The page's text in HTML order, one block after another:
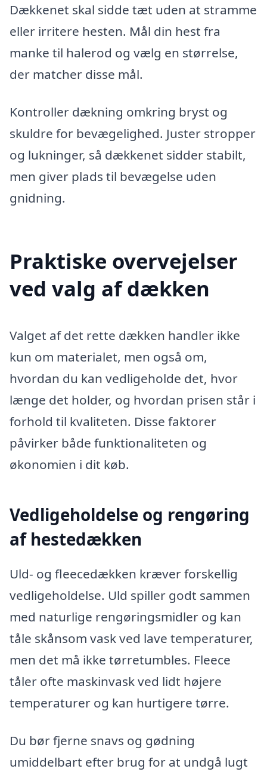
Dækkenet skal sidde tæt uden at stramme
eller irritere hesten. Mål din hest fra
manke til halerod og vælg en størrelse,
der matcher disse mål.
Kontroller dækning omkring bryst og
skuldre for bevægelighed. Juster stropper
og lukninger, så dækkenet sidder stabilt,
men giver plads til bevægelse uden
gnidning.
Praktiske overvejelser
ved valg af dækken
Valget af det rette dækken handler ikke
kun om materialet, men også om,
hvordan du kan vedligeholde det, hvor
længe det holder, og hvordan prisen står i
forhold til kvaliteten. Disse faktorer
påvirker både funktionaliteten og
økonomien i dit køb.
Vedligeholdelse og rengøring
af hestedækken
Uld- og fleecedækken kræver forskellig
vedligeholdelse. Uld spiller godt sammen
med naturlige rengøringsmidler og kan
tåle skånsom vask ved lave temperaturer,
men det må ikke tørretumbles. Fleece
tåler ofte maskinvask ved lidt højere
temperaturer og kan hurtigere tørre.
Du bør fjerne snavs og gødning
umiddelbart efter brug for at undgå lugt